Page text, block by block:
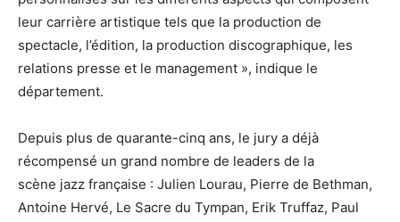
leur carrière artistique tels que la production de
spectacle, l’édition, la production discographique, les
relations presse et le management », indique le
département.
Depuis plus de quarante-cinq ans, le jury a déjà
récompensé un grand nombre de leaders de la
scène jazz française : Julien Lourau, Pierre de Bethman,
Antoine Hervé, Le Sacre du Tympan, Erik Truffaz, Paul